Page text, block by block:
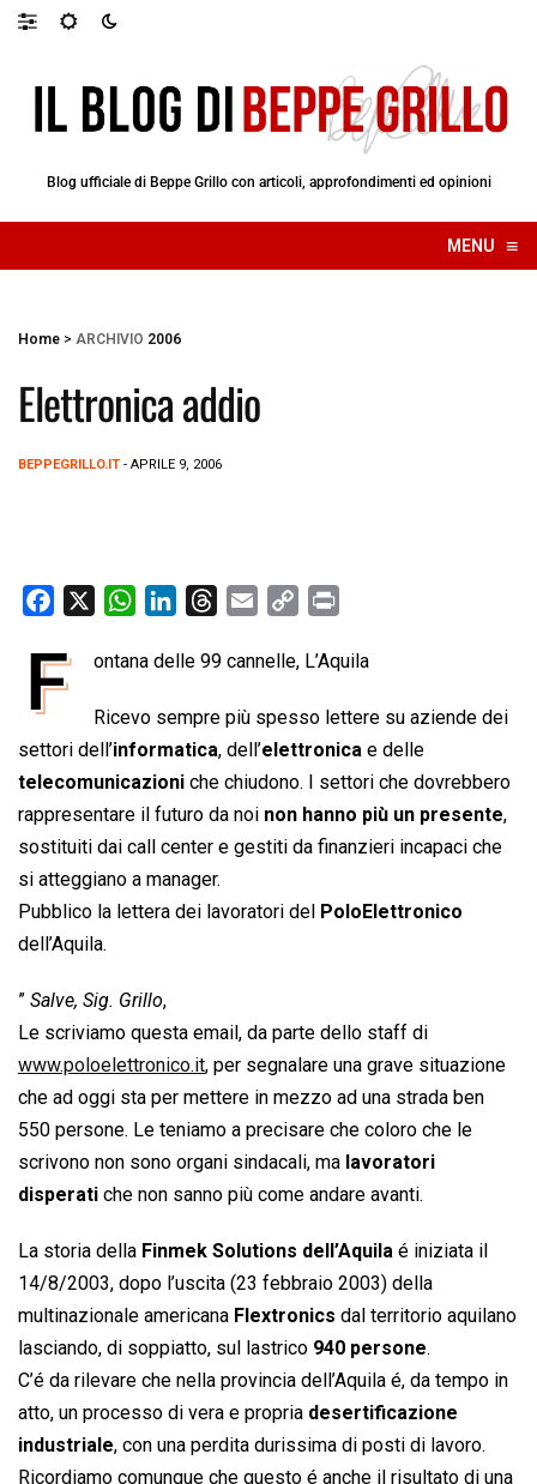
Blog ufficiale di Beppe Grillo con articoli, approfondimenti ed opinioni
MENU ≡
☰
Home > ARCHIVIO 2006
Elettronica addio
BEPPEGRILLO.IT - APRILE 9, 2006
c
e
o
o
k
W
a
s
A
p
p
n
e
d
I
n
r
a
d
s
a
l
p
L
i
n
k
i
t
F ontana delle 99 cannelle, L’Aquila
Ricevo sempre più spesso lettere su aziende dei
settori dell’informatica, dell’elettronica e delle
telecomunicazioni che chiudono. I settori che dovrebbero
rappresentare il futuro da noi non hanno più un presente,
sostituiti dai call center e gestiti da finanzieri incapaci che
si atteggiano a manager.
Pubblico la lettera dei lavoratori del PoloElettronico
dell’Aquila.
” Salve, Sig. Grillo,
Le scriviamo questa email, da parte dello staff di
www.poloelettronico.it, per segnalare una grave situazione
che ad oggi sta per mettere in mezzo ad una strada ben
550 persone. Le teniamo a precisare che coloro che le
scrivono non sono organi sindacali, ma lavoratori
disperati che non sanno più come andare avanti.
La storia della Finmek Solutions dell’Aquila é iniziata il
14/8/2003, dopo l’uscita (23 febbraio 2003) della
multinazionale americana Flextronics dal territorio aquilano
lasciando, di soppiatto, sul lastrico 940 persone.
C’é da rilevare che nella provincia dell’Aquila é, da tempo in
atto, un processo di vera e propria desertificazione
industriale, con una perdita durissima di posti di lavoro.
Ricordiamo comunque che questo é anche il risultato di una